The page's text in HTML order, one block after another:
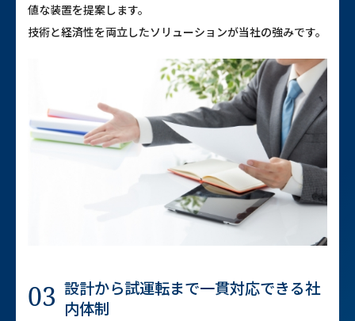
値な装置を提案します。
技術と経済性を両立したソリューションが当社の強みです。
03 設計から試運転まで一貫対応できる社
内体制